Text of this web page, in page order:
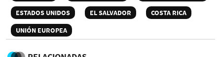
ESTADOS UNIDOS
EL SALVADOR
COSTA RICA
UNIÓN EUROPEA